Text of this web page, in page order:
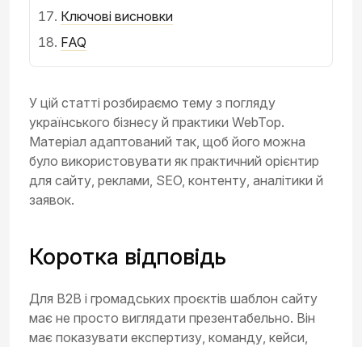
Ключові висновки
FAQ
У цій статті розбираємо тему з погляду
українського бізнесу й практики WebTop.
Матеріал адаптований так, щоб його можна
було використовувати як практичний орієнтир
для сайту, реклами, SEO, контенту, аналітики й
заявок.
Коротка відповідь
Для B2B і громадських проєктів шаблон сайту
має не просто виглядати презентабельно. Він
має показувати експертизу, команду, кейси,